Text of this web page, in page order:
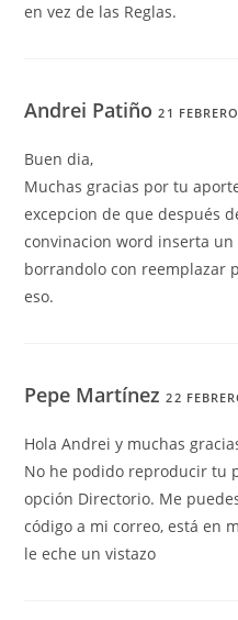
en vez de las Reglas.
Andrei Patiño21
Buen dia,
Muchas gracias por tu
excepcion de que después
convinacion word inserta
borrandolo con reemplazar
eso.
Pepe Martínez22
Hola Andrei y muchas
No he podido reproducir tu
opción Directorio. Me
código a mi correo, está en
le eche un vistazo